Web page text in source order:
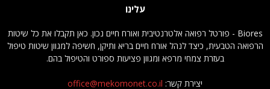
עלינו
Biores - פורטל רפואה אלטרנטיבית ואורח חיים נכון. כאן תקבלו את כל שיטות
הרפואה הטבעית, כיצד לנהל אורח חיים בריא ותיקן, חשיפה למגוון שיטות טיפול
בעזרת צמחי מרפא ומגוון פציעות ספורט והטיפול בהם.
יצירת קשר: office@mekomonet.co.il